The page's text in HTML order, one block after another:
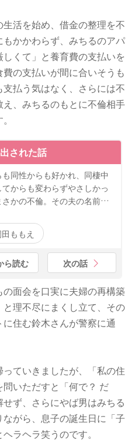
活を始め、借金の整理を不
かかわらず、みちるのアパ
くて」と養育費の支払いを
の支払いが間に合いそうも
払う気はなく、さらには不
、みちるのもとに不倫相手
された話
同性からも好かれ、同棲中
てからも変わらずやさしかっ
さかの不倫。その夫の名前…
ももえ
ら読む 次の話
面会を口実に夫婦の再構築
理不尽にまくし立て、その
住む鈴木さんが警察に通
ていきましたが、「私の住
いただすと「何で？ だ
ず、さらにやば男はみちる
がら、息子の誕生日に「子
ラヘラ笑うのです。